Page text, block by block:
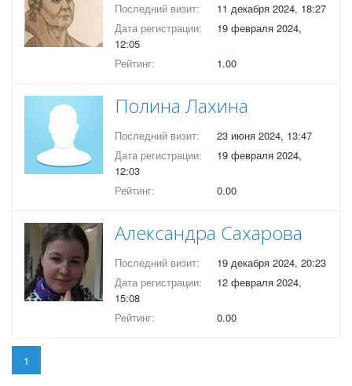
Последний визит:
11 декабря 2024, 18:27
Дата регистрации:
19 февраля 2024,
12:05
Рейтинг:
1.00
Полина Лахина
Последний визит:
23 июня 2024, 13:47
Дата регистрации:
19 февраля 2024,
12:03
Рейтинг:
0.00
Александра Сахарова
Последний визит:
19 декабря 2024, 20:23
Дата регистрации:
12 февраля 2024,
15:08
Рейтинг:
0.00
1